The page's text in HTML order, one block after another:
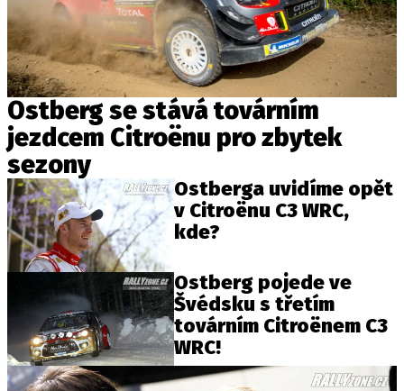
Provozovatelem serveru autoroad.cz je
INCORP MEDIA GROUP s.r.o., IČ: 118 23 054
Ostberg se stává továrním
jezdcem Citroënu pro zbytek
sezony
Ostberga uvidíme opět
v Citroënu C3 WRC,
kde?
Ostberg pojede ve
Švédsku s třetím
továrním Citroënem C3
WRC!